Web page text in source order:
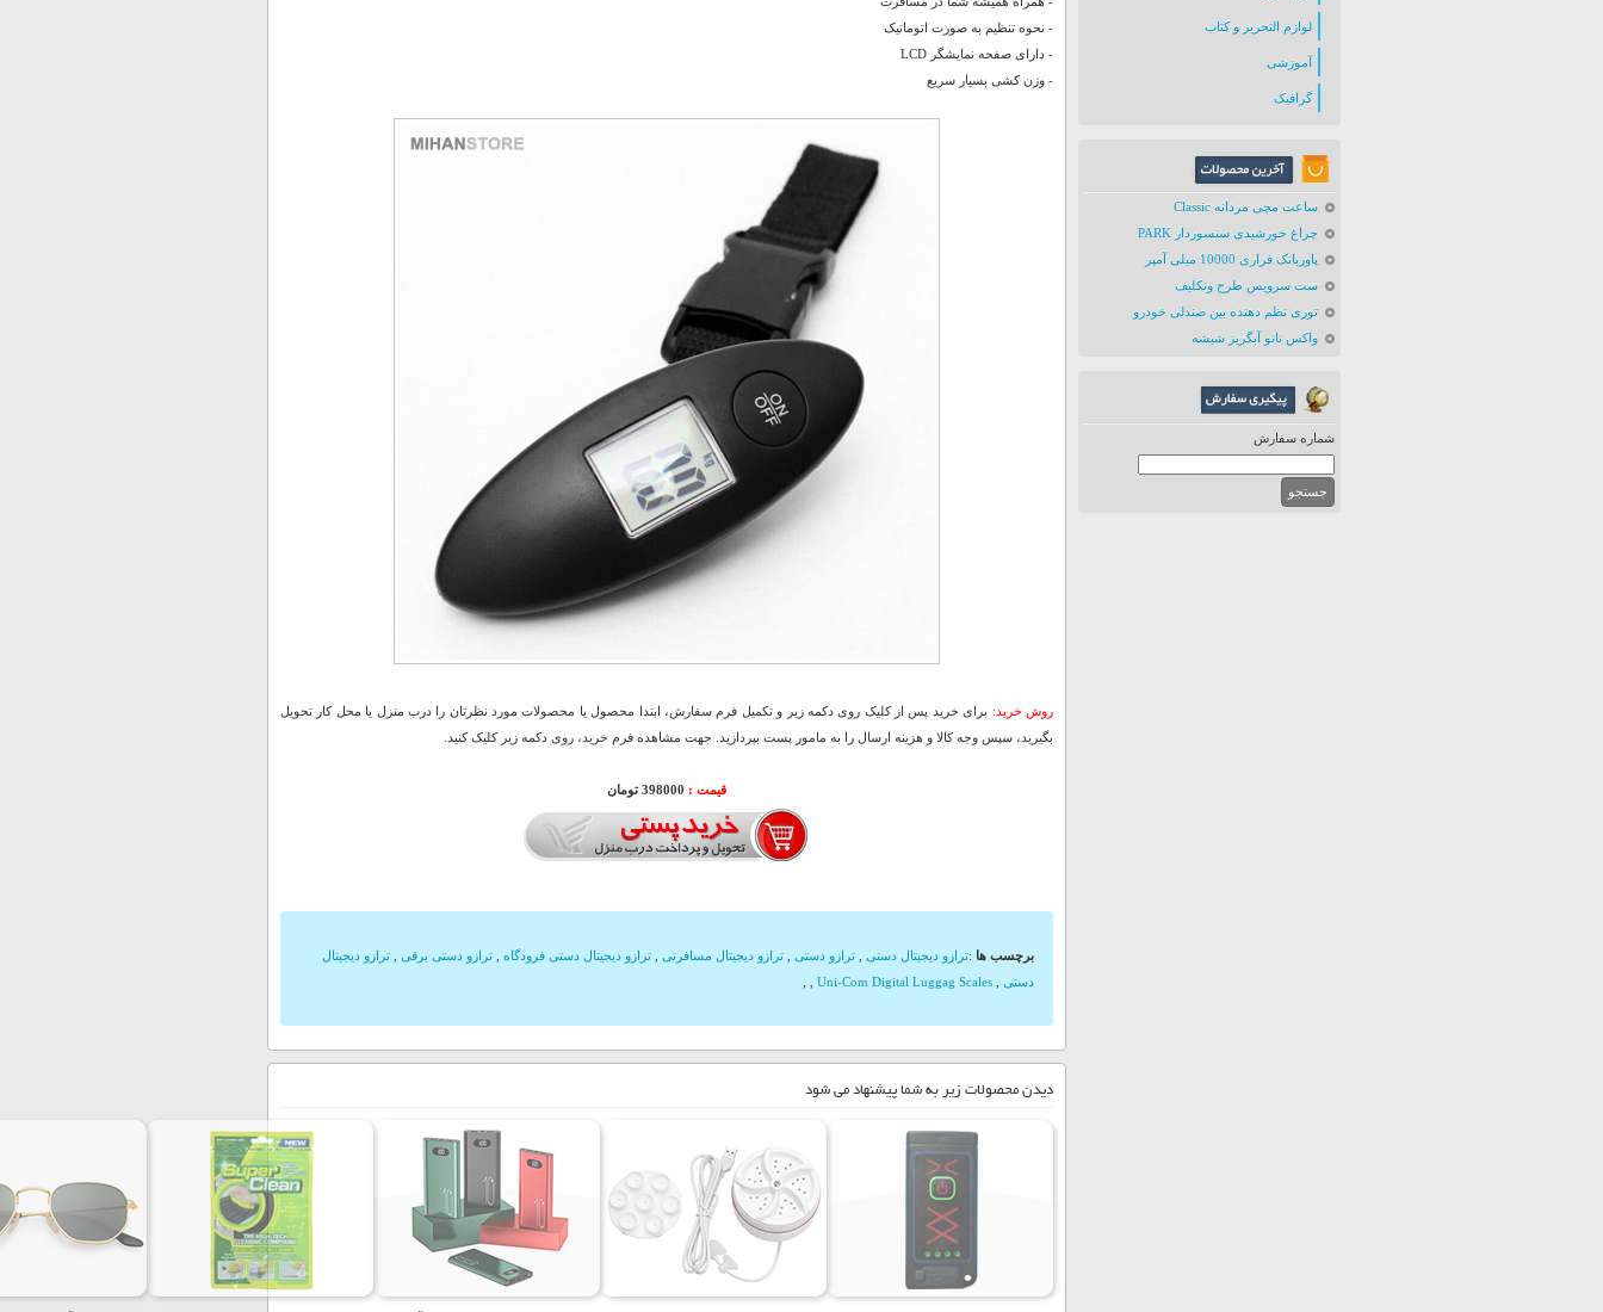
لوازم التحریر و کتاب
آموزشی
گرافیک
ساعت مچی مردانه Classic
چراغ خورشیدی سنسوردار PARK
پاوربانک فراری 10000 میلی آمپر
ست سرویس طرح ونکلیف
توری نظم دهنده بین صندلی خودرو
واکس نانو آبگریز شیشه
شماره سفارش
- نحوه تنظیم به صورت اتوماتیک
- دارای صفحه نمایشگر LCD
- وزن کشی بسیار سریع
روش خرید: برای خرید پس از کلیک روی دکمه زیر و تکمیل فرم سفارش، ابتدا محصول یا محصولات مورد نظرتان را درب منزل یا محل کار تحویل
بگیرید، سپس وجه کالا و هزینه ارسال را به مامور پست بپردازید. جهت مشاهده فرم خرید، روی دکمه زیر کلیک کنید.
قیمت : 398000 تومان
برچسب ها :ترازو دیجیتال دستی ترازو دستی ترازو دیجیتال مسافرتی ترازو دیجیتال دستی فرودگاه ترازو دستی برقی
ترازو دیجیتال
دستی
Uni-Com Digital Luggag Scales
دیدن محصولات زیر به شما پیشنهاد می شود